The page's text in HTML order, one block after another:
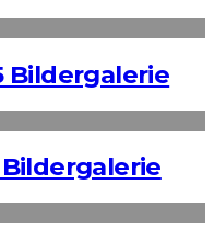
Bildergalerie